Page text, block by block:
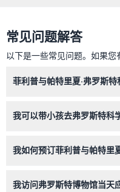
常见问题解答
以下是一些常见问题。如果
菲利普与帕特里夏·弗罗斯
我可以带小孩去弗罗斯特科
我如何预订菲利普与帕特里
我访问弗罗斯特博物馆当天